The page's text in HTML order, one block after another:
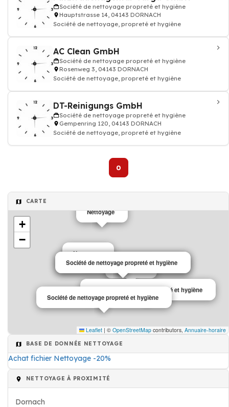
Société de nettoyage propreté et hygiène
Hauptstrasse 14, 04143 DORNACH
Société de nettoyage, propreté et hygiène
AC Clean GmbH
Société de nettoyage propreté et hygiène
Rosenweg 3, 04143 DORNACH
Société de nettoyage, propreté et hygiène
DT-Reinigungs GmbH
Société de nettoyage propreté et hygiène
Gempenring 120, 04143 DORNACH
Société de nettoyage, propreté et hygiène
0
CARTE
Nettoyage
Nettoyage
Nettoyage
Société de nettoyage propreté et hygiène
Société de nettoyage propreté et hygiène
Société de nettoyage propreté et hygiène
Société de nettoyage propreté et hygiène
+
−
Leaflet | © OpenStreetMap contributors, Annuaire-horaire
BASE DE DONNÉE NETTOYAGE
Achat fichier Nettoyage -20%
NETTOYAGE À PROXIMITÉ
Dornach